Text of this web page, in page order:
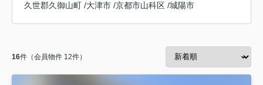
久世郡久御山町 /大津市 /京都市山科区 /城陽市
16件（会員物件 12件）